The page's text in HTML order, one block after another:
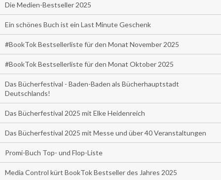
Die Medien-Bestseller 2025
Ein schönes Buch ist ein Last Minute Geschenk
#BookTok Bestsellerliste für den Monat November 2025
#BookTok Bestsellerliste für den Monat Oktober 2025
Das Bücherfestival - Baden-Baden als Bücherhauptstadt
Deutschlands!
Das Bücherfestival 2025 mit Elke Heidenreich
Das Bücherfestival 2025 mit Messe und über 40 Veranstaltungen
Promi-Buch Top- und Flop-Liste
Media Control kürt BookTok Bestseller des Jahres 2025